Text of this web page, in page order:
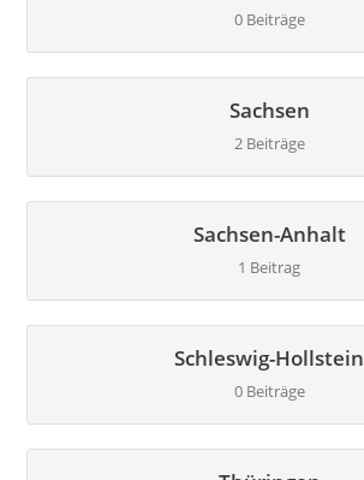
0 Beiträge
Sachsen
2 Beiträge
Sachsen-Anhalt
1 Beitrag
Schleswig-Hollstein
0 Beiträge